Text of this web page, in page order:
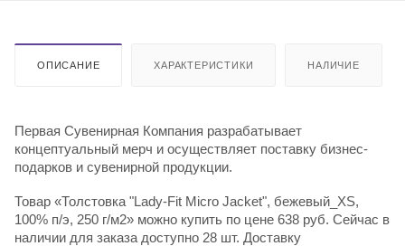
ОПИСАНИЕ ХАРАКТЕРИСТИКИ НАЛИЧИЕ
Первая Сувенирная Компания разрабатывает
концептуальный мерч и осуществляет поставку бизнес-
подарков и сувенирной продукции.
Товар «Толстовка "Lady-Fit Micro Jacket", бежевый_XS,
100% п/э, 250 г/м2» можно купить по цене 638 руб. Сейчас в
наличии для заказа доступно 28 шт. Доставку